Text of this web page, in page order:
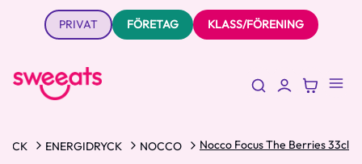
PRIVAT FÖRETAG KLASS/FÖRENING
ENERGIDRYCK NOCCO Nocco Focus The Berries 33cl